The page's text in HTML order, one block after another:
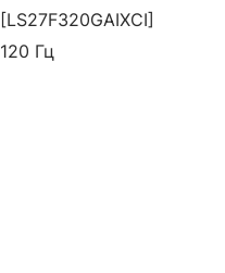
[LS27F320GAIXCI]
120 Гц